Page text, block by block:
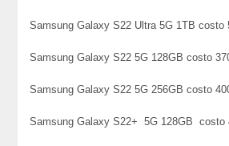
Samsung Galaxy S22 Ultra 5G 1TB costo
Samsung Galaxy S22 5G 128GB costo
Samsung Galaxy S22 5G 256GB costo
Samsung Galaxy S22+ 5G 128GB costo